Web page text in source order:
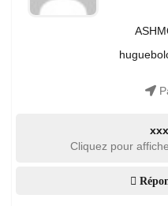
Cliquez pour